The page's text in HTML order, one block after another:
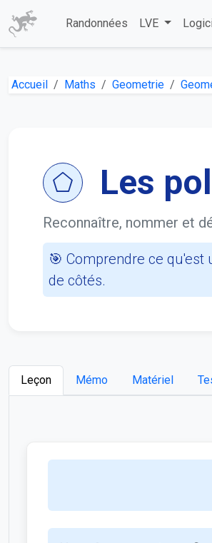
Randonnées LVE
Accueil Maths Geometrie
Les
Reconnaître, nommer et
🎯 Comprendre ce
de côtés.
Leçon Mémo Matériel